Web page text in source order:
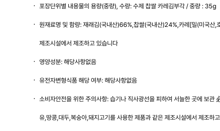
포장단위별 내용물의 용량(중량), 수량: 수제 찹쌀 카레김부각 / 중량 : 35g
원재료명 및 함량: 재래김(국내산)66%,찹쌀(국내산)24%,카레[밀(미국산,
제조시설에서 제조하고 있습니다
영양성분: 해당사항없음
유전자변형식품 해당 여부: 해당사항없음
소비자안전을 위한 주의사항: 습기나 직사광선을 피하여 서늘한 곳에 보
유,땅콩,대두,복숭아,돼지고기를 사용한 제품과 같은 제조시설에서 제조